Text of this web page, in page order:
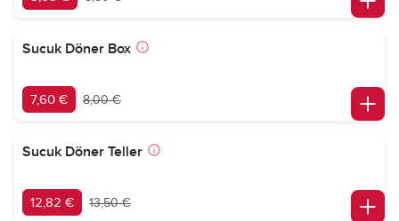
Sucuk Döner Box
7,60 € 8,00 €
Sucuk Döner Teller
12,82 € 13,50 €